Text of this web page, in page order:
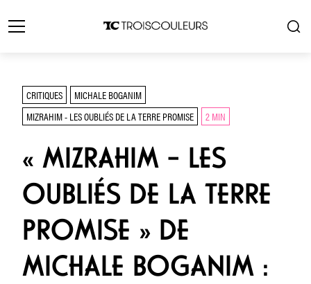
CRITIQUES
MICHALE BOGANIM
MIZRAHIM - LES OUBLIÉS DE LA TERRE PROMISE
2 MIN
« MIZRAHIM – LES
OUBLIÉS DE LA TERRE
PROMISE » DE
MICHALE BOGANIM :